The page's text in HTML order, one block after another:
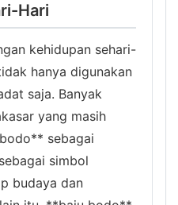
Hari
kehidupan sehari-
hanya digunakan
saja. Banyak
yang masih
sebagai
simbol
budaya dan